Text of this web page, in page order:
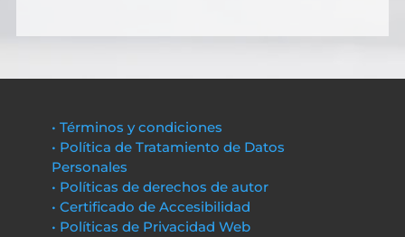
• Términos y condiciones
• Política de Tratamiento de Datos
Personales
• Políticas de derechos de autor
• Certificado de Accesibilidad
• Políticas de Privacidad Web